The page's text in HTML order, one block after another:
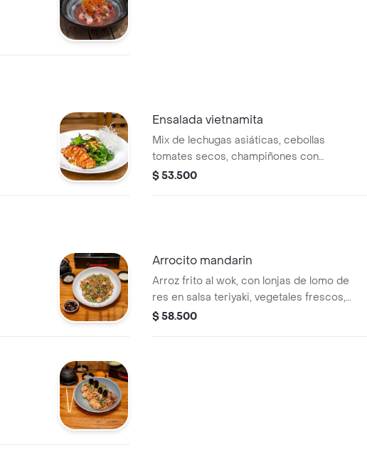
Ensalada vietnamita
Mix de lechugas asiáticas, cebollas
tomates secos, champiñones con
langostinos, calamares parrillados en
$ 53.500
Arrocito mandarin
Arroz frito al wok, con lonjas de lomo de
res en salsa teriyaki, vegetales frescos,
especias, tortilla de huevo.
$ 58.500